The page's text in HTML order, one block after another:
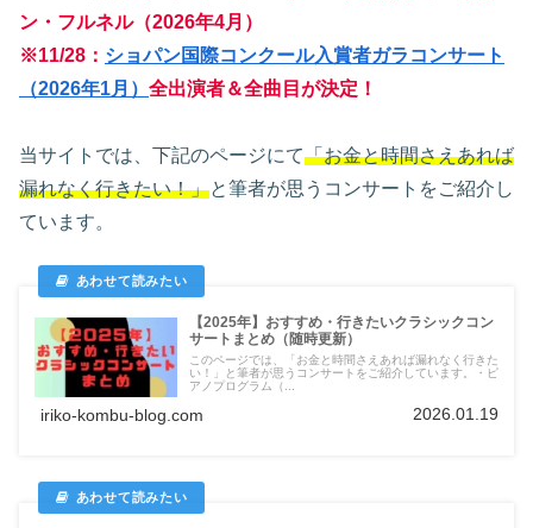
ン・フルネル（2026年4月）
※11/28： ショパン国際コンクール入賞者ガラコンサート
（2026年1月） 全出演者＆全曲目が決定！
当サイトでは、下記のページにて「お金と時間さえあれば
漏れなく行きたい！」と筆者が思うコンサートをご紹介し
ています。
【2025年】おすすめ・行きたいクラシックコン
サートまとめ（随時更新）
このページでは、「お金と時間さえあれば漏れなく行きた
い！」と筆者が思うコンサートをご紹介しています。・ピ
アノプログラム（...
iriko-kombu-blog.com 2026.01.19